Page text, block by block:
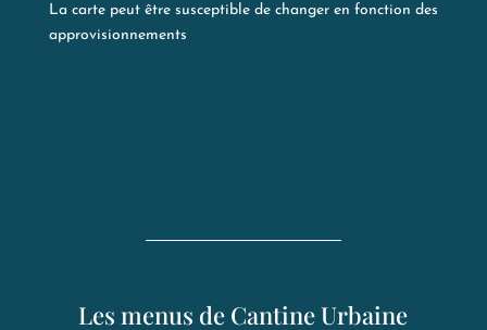
La carte peut être susceptible de changer en fonction des
approvisionnements
Les menus de Cantine Urbaine